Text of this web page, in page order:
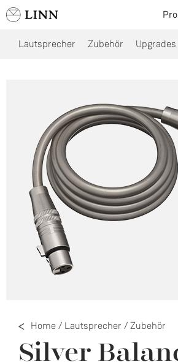
Lautsprecher Zubehör Upgrades
Home/ Lautsprecher / Zubehör
Silver